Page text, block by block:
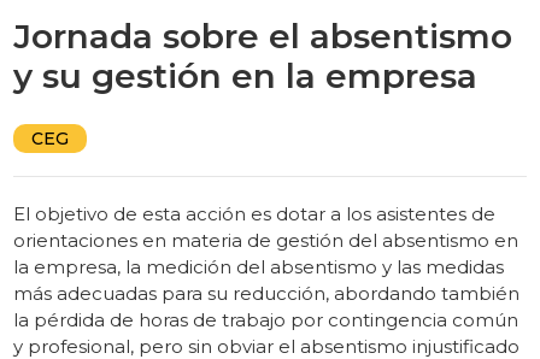
Jornada sobre el absentismo
y su gestión en la empresa
CEG
El objetivo de esta acción es dotar a los asistentes de
orientaciones en materia de gestión del absentismo en
la empresa, la medición del absentismo y las medidas
más adecuadas para su reducción, abordando también
la pérdida de horas de trabajo por contingencia común
y profesional, pero sin obviar el absentismo injustificado